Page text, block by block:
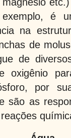
é
na
de
de
oxigênio
por
são as